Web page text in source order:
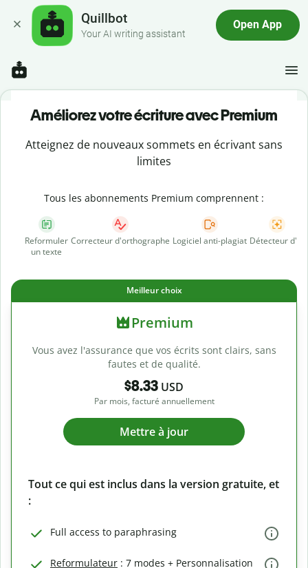
Quillbot
Your AI writing assistant
Open App
Améliorez votre écriture avec Premium
Atteignez de nouveaux sommets en écrivant sans
limites
Tous les abonnements Premium comprennent :
Reformuler
un texte
Correcteur d'orthographe Logiciel anti-plagiat Détecteur d'IA
Meilleur choix
Premium
Vous avez l'assurance que vos écrits sont clairs, sans
fautes et de qualité.
$8.33 USD
Par mois, facturé annuellement
Mettre à jour
Tout ce qui est inclus dans la version gratuite, et
:
Full access to paraphrasing
Reformulateur : 7 modes + Personnalisation